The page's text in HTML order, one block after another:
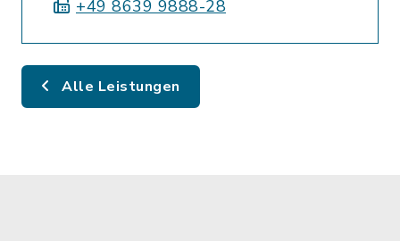
+49 8639 9888-28
Alle Leistungen